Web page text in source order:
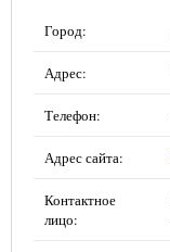
Город:
Адрес:
Телефон:
Адрес сайта:
Контактное
лицо: